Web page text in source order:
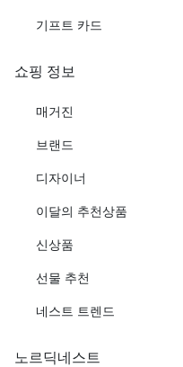
기프트 카드
쇼핑 정보
매거진
브랜드
디자이너
이달의 추천상품
신상품
선물 추천
네스트 트렌드
노르딕네스트